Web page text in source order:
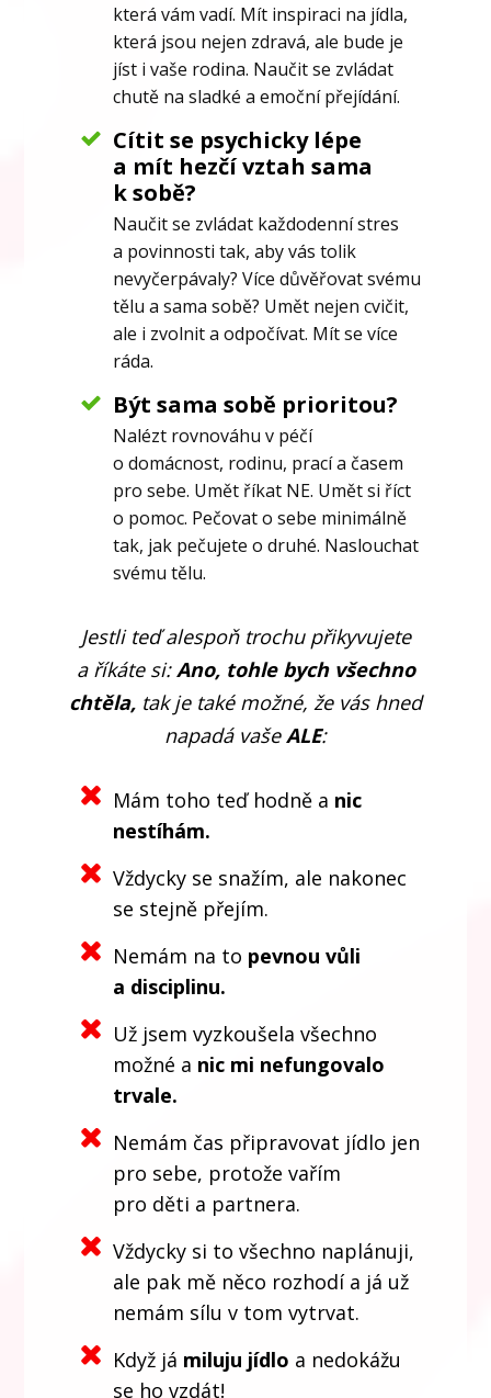
která vám vadí. Mít inspiraci na jídla,
která jsou nejen zdravá, ale bude je
jíst i vaše rodina. Naučit se zvládat
chutě na sladké a emoční přejídání.
Cítit se psychicky lépe
a mít hezčí vztah sama
k sobě?
Naučit se zvládat každodenní stres
a povinnosti tak, aby vás tolik
nevyčerpávaly? Více důvěřovat svému
tělu a sama sobě? Umět nejen cvičit,
ale i zvolnit a odpočívat. Mít se více
ráda.
Být sama sobě prioritou?
Nalézt rovnováhu v péčí
o domácnost, rodinu, prací a časem
pro sebe. Umět říkat NE. Umět si říct
o pomoc. Pečovat o sebe minimálně
tak, jak pečujete o druhé. Naslouchat
svému tělu.
Jestli teď alespoň trochu přikyvujete
a říkáte si:Ano, tohle bych všechno
chtěla, tak je také možné, že vás hned
napadá vašeALE:
Mám toho teď hodně a nic
nestíhám.
Vždycky se snažím, ale nakonec
se stejně přejím.
Nemám na to pevnou vůli
a disciplinu.
Už jsem vyzkoušela všechno
možné a nic mi nefungovalo
trvale.
Nemám čas připravovat jídlo jen
pro sebe, protože vařím
pro děti a partnera.
Vždycky si to všechno naplánuji,
ale pak mě něco rozhodí a já už
nemám sílu v tom vytrvat.
Když já miluju jídlo a nedokážu
se ho vzdát!